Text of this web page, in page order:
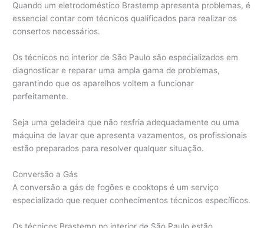
Quando um eletrodoméstico Brastemp apresenta problemas, é
essencial contar com técnicos qualificados para realizar os
consertos necessários.
Os técnicos no interior de São Paulo são especializados em
diagnosticar e reparar uma ampla gama de problemas,
garantindo que os aparelhos voltem a funcionar
perfeitamente.
Seja uma geladeira que não resfria adequadamente ou uma
máquina de lavar que apresenta vazamentos, os profissionais
estão preparados para resolver qualquer situação.
Conversão a Gás
A conversão a gás de fogões e cooktops é um serviço
especializado que requer conhecimentos técnicos específicos.
Os técnicos Brastemp no interior de São Paulo estão